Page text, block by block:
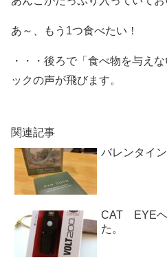
あ～、もう1つ食べたい！
・・・後ろで「食べ物を与え
ックの声が飛びます。
関連記事
バレンタイ
CAT EYEヘ
た。